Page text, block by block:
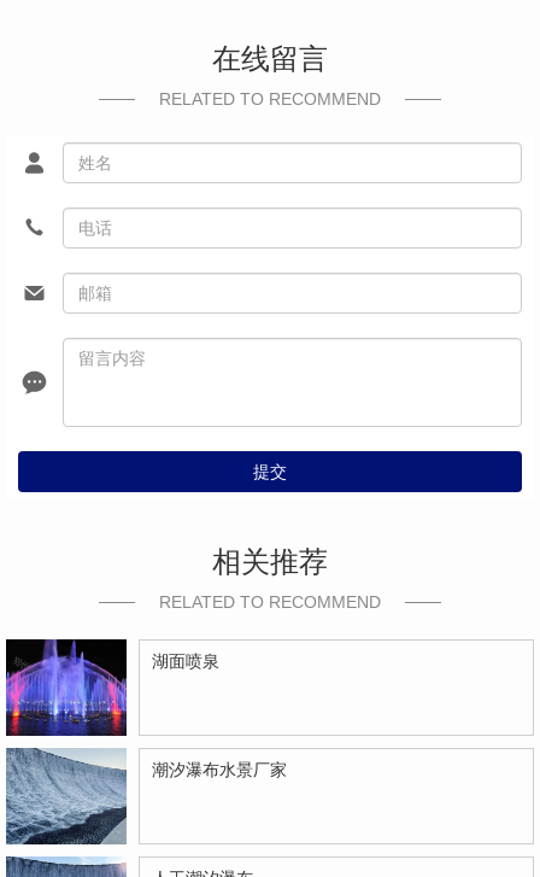
在线留言
RELATED TO RECOMMEND
提交
相关推荐
RELATED TO RECOMMEND
湖面喷泉
潮汐瀑布水景厂家